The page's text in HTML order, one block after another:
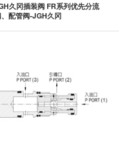
久冈插装阀 FR系列优先分流
配管阀-JGH久冈